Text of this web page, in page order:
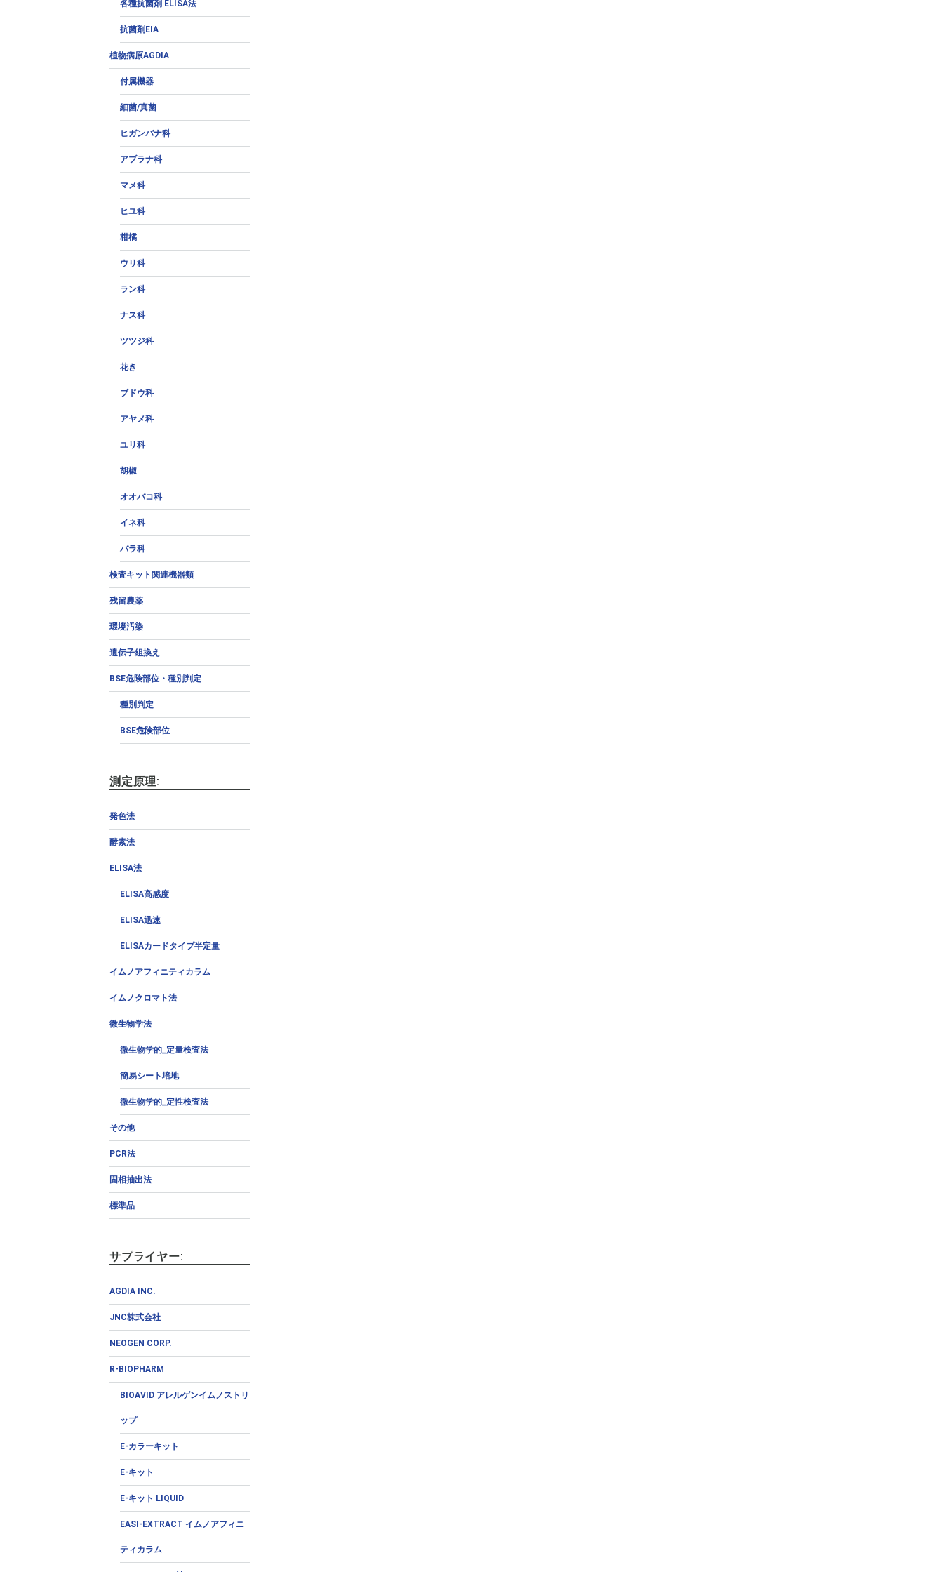
各種抗菌剤 ELISA法
抗菌剤EIA
植物病原AGDIA
付属機器
細菌/真菌
ヒガンバナ科
アブラナ科
マメ科
ヒユ科
柑橘
ウリ科
ラン科
ナス科
ツツジ科
花き
ブドウ科
アヤメ科
ユリ科
胡椒
オオバコ科
イネ科
バラ科
検査キット関連機器類
残留農薬
環境汚染
遺伝子組換え
BSE危険部位・種別判定
種別判定
BSE危険部位
測定原理:
発色法
酵素法
ELISA法
ELISA高感度
ELISA迅速
ELISAカードタイプ半定量
イムノアフィニティカラム
イムノクロマト法
微生物学法
微生物学的_定量検査法
簡易シート培地
微生物学的_定性検査法
その他
PCR法
固相抽出法
標準品
サプライヤー:
AGDIA INC.
JNC株式会社
NEOGEN CORP.
R-BIOPHARM
BIOAVID アレルゲンイムノストリ
ップ
E-カラーキット
E-キット
E-キット LIQUID
EASI-EXTRACT イムノアフィニ
ティカラム